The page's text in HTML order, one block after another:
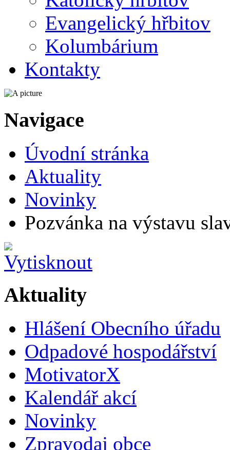
Evangelický hřbitov
Kolumbárium
Kontakty
Navigace
Úvodní stránka
Aktuality
Novinky
Pozvánka na výstavu
Aktuality
Hlášení Obecního úřadu
Odpadové hospodářství
MotivatorX
Kalendář akcí
Novinky
Zpravodaj obce